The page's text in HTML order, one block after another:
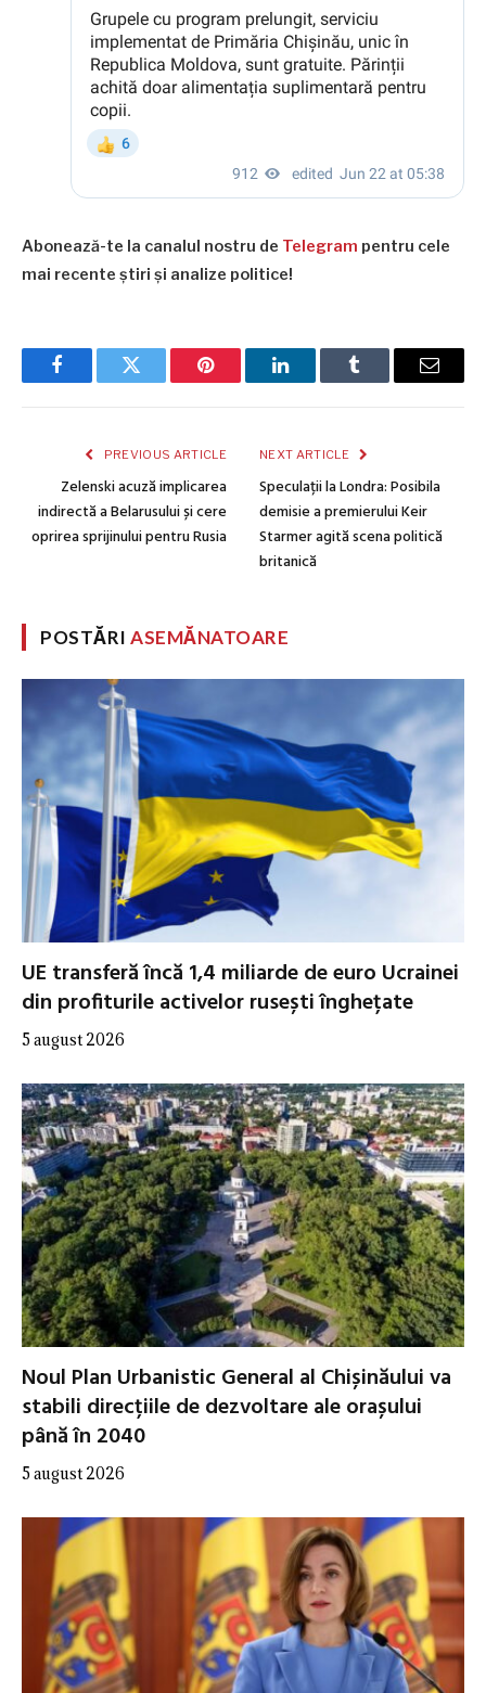
Abonează-te la canalul nostru de Telegram pentru cele
mai recente știri și analize politice!
FacebookTwitter Pinterest LinkedInTumblr Email
PREVIOUS ARTICLE
Zelenski acuză implicarea
indirectă a Belarusului și cere
oprirea sprijinului pentru Rusia
NEXT ARTICLE
Speculații la Londra: Posibila
demisie a premierului Keir
Starmer agită scena politică
britanică
POSTĂRIASEMĂNATOARE
UE transferă încă 1,4 miliarde de euro Ucrainei
din profiturile activelor rusești înghețate
5 august 2026
Noul Plan Urbanistic General al Chișinăului va
stabili direcțiile de dezvoltare ale orașului
până în 2040
5 august 2026